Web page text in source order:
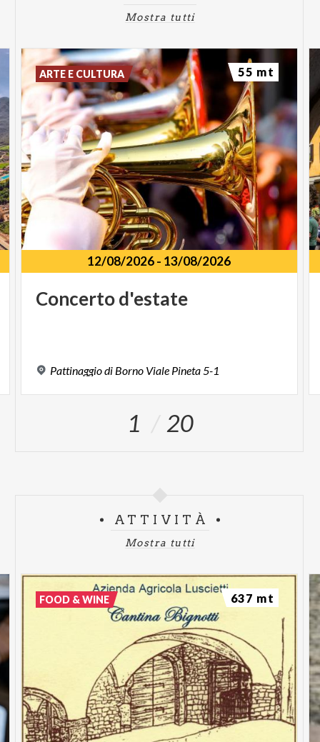
Mostra tutti
12/08/2026- 13/08/2026
Concertod'estate
Pattinaggiodi Borno Viale Pineta5-1
ARTE E CULTURA 55 mt
1 20
ATTIVITÀ
Mostra tutti
FOOD & WINE 637 mt